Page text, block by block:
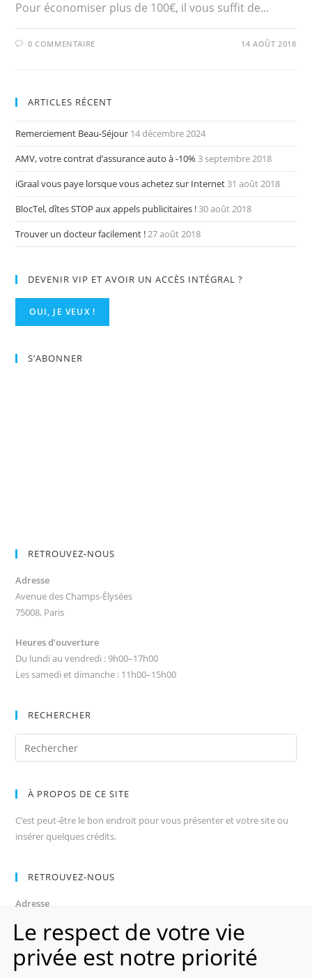
Pour économiser plus de 100€, il vous suffit de...
0 COMMENTAIRE 14 AOÛT 2018
ARTICLES RÉCENT
Remerciement Beau-Séjour 14 décembre 2024
AMV, votre contrat d’assurance auto à -10% 3 septembre 2018
iGraal vous paye lorsque vous achetez sur Internet31 août 2018
BlocTel, dîtes STOP aux appels publicitaires !30 août 2018
Trouver un docteur facilement !27 août 2018
DEVENIR VIP ET AVOIR UN ACCÈS INTÉGRAL ?
OUI, JE VEUX !
S’ABONNER
RETROUVEZ-NOUS
Adresse
Avenue des Champs-Élysées
75008, Paris
Heures d’ouverture
Du lundi au vendredi : 9h00–17h00
Les samedi et dimanche : 11h00–15h00
RECHERCHER
À PROPOS DE CE SITE
C’est peut-être le bon endroit pour vous présenter et votre site ou
insérer quelques crédits.
RETROUVEZ-NOUS
Adresse
75008, Paris
Heures d’ouverture
Le respect de votre vie
privée est notre priorité